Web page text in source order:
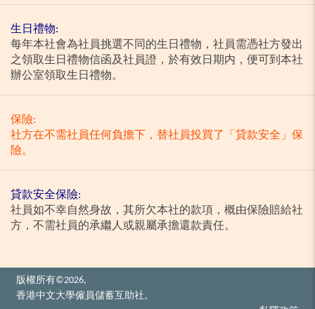
生日禮物:
每年本社會為社員挑選不同的生日禮物，社員需憑社方發出
之領取生日禮物信函及社員證，於有效日期内，便可到本社
辦公室領取生日禮物。
保險:
社方在不需社員任何負擔下，替社員投買了「貸款安全」保
險。
貸款安全保險:
社員如不幸自然身故，其所欠本社的款項，概由保險賠給社
方，不需社員的承繼人或親屬承擔還款責任。
版權所有©2026,
香港中文大學僱員儲蓄互助社。